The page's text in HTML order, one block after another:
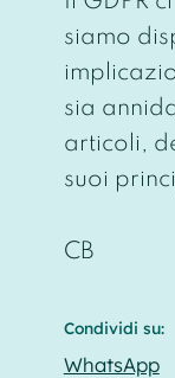
siamo
sia
articoli,
suoi
CB
Condividi su:
WhatsApp